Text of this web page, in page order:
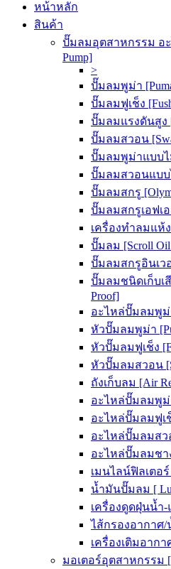
หน้าหลัก
สินค้า
ปั๊มลมอุตสาหกรรม อะ
Pump]
>
ปั๊มลมพูม่า
ปั๊มลมฟูเช็ง
ปั๊มลมแรงดันสูง
ปั๊มลมสวอน
ปั๊มลมพูม่าแบบไ
ปั๊มลมสวอนแบบ
ปั๊มลมสกรู
ปั๊มลมสกรูเอฟเอ
เครื่องทำลมแห้
ปั๊มลม [Scroll Oil
ปั๊มลมสกรูอินเว
ปั๊มลมชนิดเก็บเสี
Proof]
อะไหล่ปั๊มลมพูม่
หัวปั๊มลมพูม่า
หัวปั๊มลมฟูเช็ง
หัวปั๊มลมสวอน
ถังเก็บลม [Air
อะไหล่ปั๊มลมพูม่า
อะไหล่ปั๊มลมฟูเช็
อะไหล่ปั๊มลมสวอ
อะไหล่ปั๊มลมชาง
เมนไลน์ฟิลเตอร์
น้ำมันปั๊มลม [
เครื่องดูดฝุ่นน้ำ-
ไส้กรองอากาศ/
เครื่องเติมอาก
มอเตอร์อุตสาหกรรม